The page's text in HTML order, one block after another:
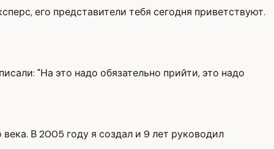
его представители тебя сегодня приветствуют.
"На это надо обязательно прийти, это надо
В 2005 году я создал и 9 лет руководил